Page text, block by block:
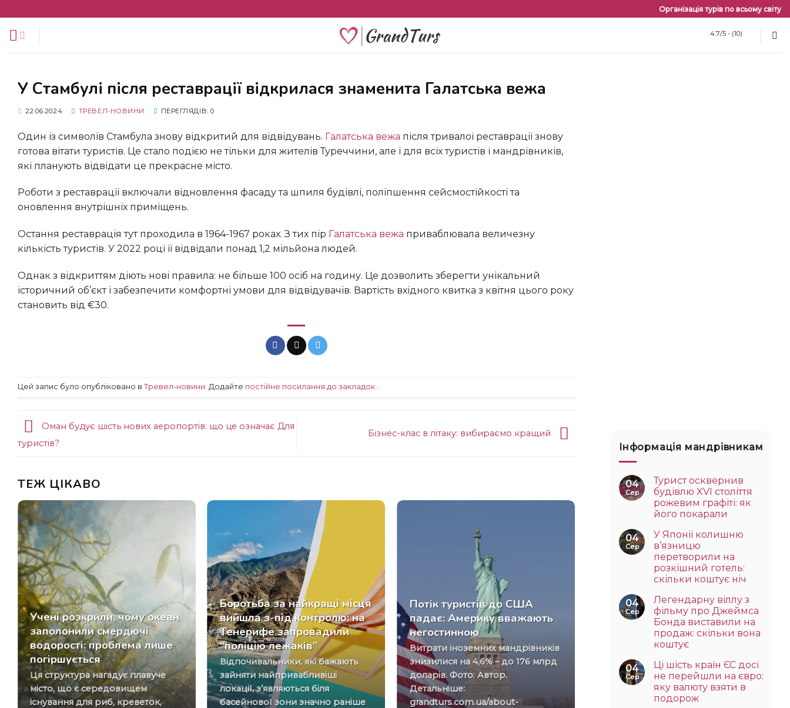
змісту
Організація турів по всьому світу
4.7/5 - (10)
У Стамбулі після реставрації відкрилася знаменита Галатська вежа
22.06.2024 ТРЕВЕЛ-НОВИНИ ПЕРЕГЛЯДІВ: 0
Один із символів Стамбула знову відкритий для відвідувань. Галатська вежа після тривалої реставрації знову
готова вітати туристів. Це стало подією не тільки для жителів Туреччини, але і для всіх туристів і мандрівників,
які планують відвідати це прекрасне місто.
Роботи з реставрації включали відновлення фасаду та шпиля будівлі, поліпшення сейсмостійкості та
оновлення внутрішніх приміщень.
Остання реставрація тут проходила в 1964-1967 роках. З тих пір Галатська вежа приваблювала величезну
кількість туристів. У 2022 році її відвідали понад 1,2 мільйона людей.
Однак з відкриттям діють нові правила: не більше 100 осіб на годину. Це дозволить зберегти унікальний
історичний об’єкт і забезпечити комфортні умови для відвідувачів. Вартість вхідного квитка з квітня цього року
становить від €30.
Цей запис було опубліковано в Тревел-новини. Додайте постійне посилання до закладок .
Оман будує шість нових аеропортів: що це означає Для
туристів?
Бізнес-клас в літаку: вибираємо кращий
ТЕЖ ЦІКАВО
Учені розкрили, чому океан
заполонили смердючі
водорості: проблема лише
погіршується
Ця структура нагадує плавуче
місто, що є середовищем
існування для риб, креветок,
Боротьба за найкращі місця
вийшла з-під контролю: на
Тенерифе запровадили
“поліцію лежаків”
Відпочивальники, які бажають
зайняти найпривабливіші
локації, з’являються біля
басейнової зони значно раніше
Потік туристів до США
падає: Америку вважають
негостинною
Витрати іноземних мандрівників
знизилися на 4,6% – до 176 млрд
доларів. Фото: Автор.
Детальніше:
grandturs.com.ua/about-
У Великій Британії є
віддалена залізнична
станція, до якої неможливо
доїхати на автомобілі
Коррурі, який у 2023 році
становив 14 108 осіб, дорівнює
пасажиропотоку
Інформація мандрівникам
04
Сер
Турист осквернив
будівлю XVI століття
рожевим графіті: як
його покарали
04
Сер
У Японії колишню
в’язницю
перетворили на
розкішний готель:
скільки коштує ніч
04
Сер
Легендарну віллу з
фільму про Джеймса
Бонда виставили на
продаж: скільки вона
коштує
04
Сер
Ці шість країн ЄС досі
не перейшли на євро:
яку валюту взяти в
подорож